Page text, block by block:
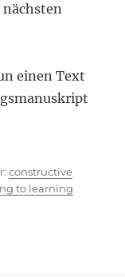
nächsten
einen Text
Schlagwörter
constructive
to learning